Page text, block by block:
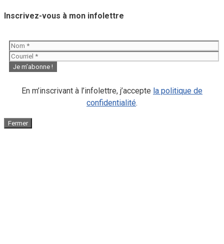
Inscrivez-vous à mon infolettre
En m’inscrivant à l’infolettre, j’accepte la politique de
confidentialité.
Fermer